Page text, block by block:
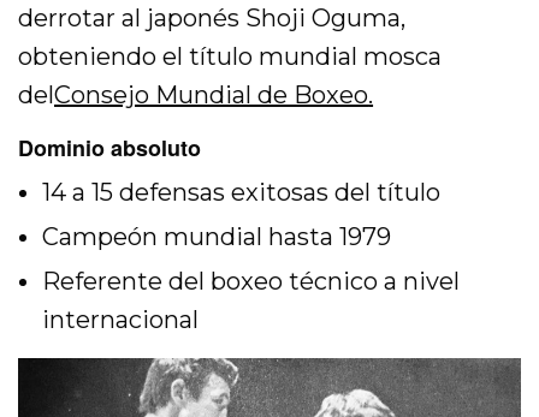
derrotar al japonés Shoji Oguma,
obteniendo el título mundial mosca
delConsejo Mundial de Boxeo.
Dominio absoluto
14 a 15 defensas exitosas del título
Campeón mundial hasta 1979
Referente del boxeo técnico a nivel
internacional